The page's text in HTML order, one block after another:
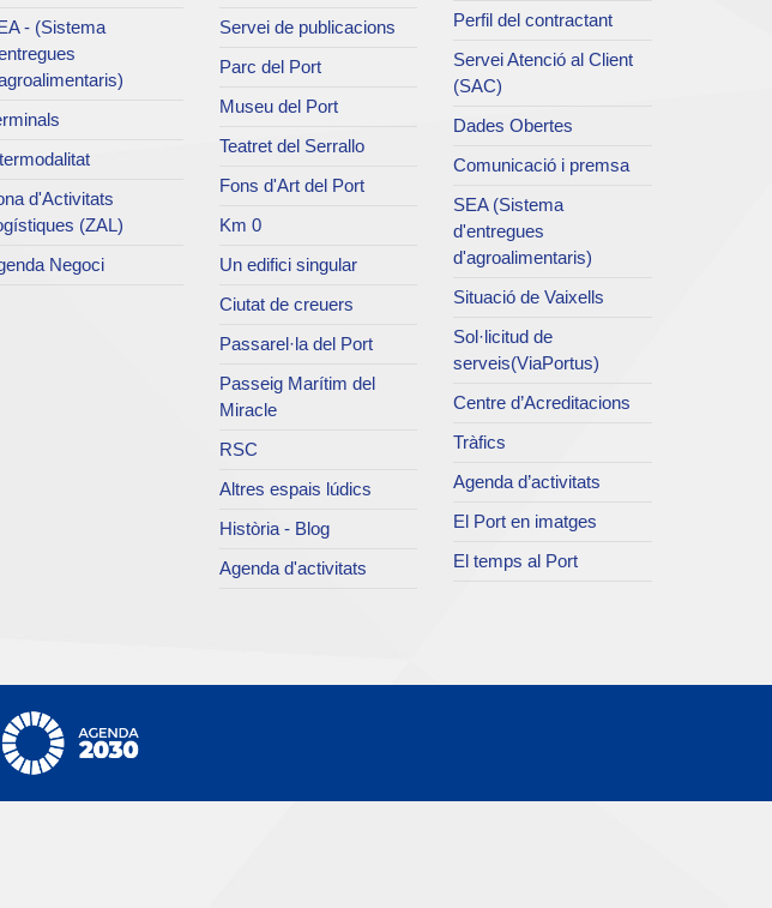
- (Sistema
d'Activitats
(ZAL)
Negoci
Servei de publicacions
Parc del Port
Museu del Port
Teatret del Serrallo
Fons d'Art del Port
Km 0
Un edifici singular
Ciutat de creuers
Passarel·la del Port
Passeig Marítim del
Miracle
RSC
Altres espais lúdics
Història - Blog
Agenda d'activitats
Perfil del contractant
Servei Atenció al Client
(SAC)
Dades Obertes
Comunicació i premsa
SEA (Sistema
d'entregues
d'agroalimentaris)
Situació de Vaixells
Sol·licitud de
serveis(ViaPortus)
Centre d’Acreditacions
Tràfics
Agenda d’activitats
El Port en imatges
El temps al Port